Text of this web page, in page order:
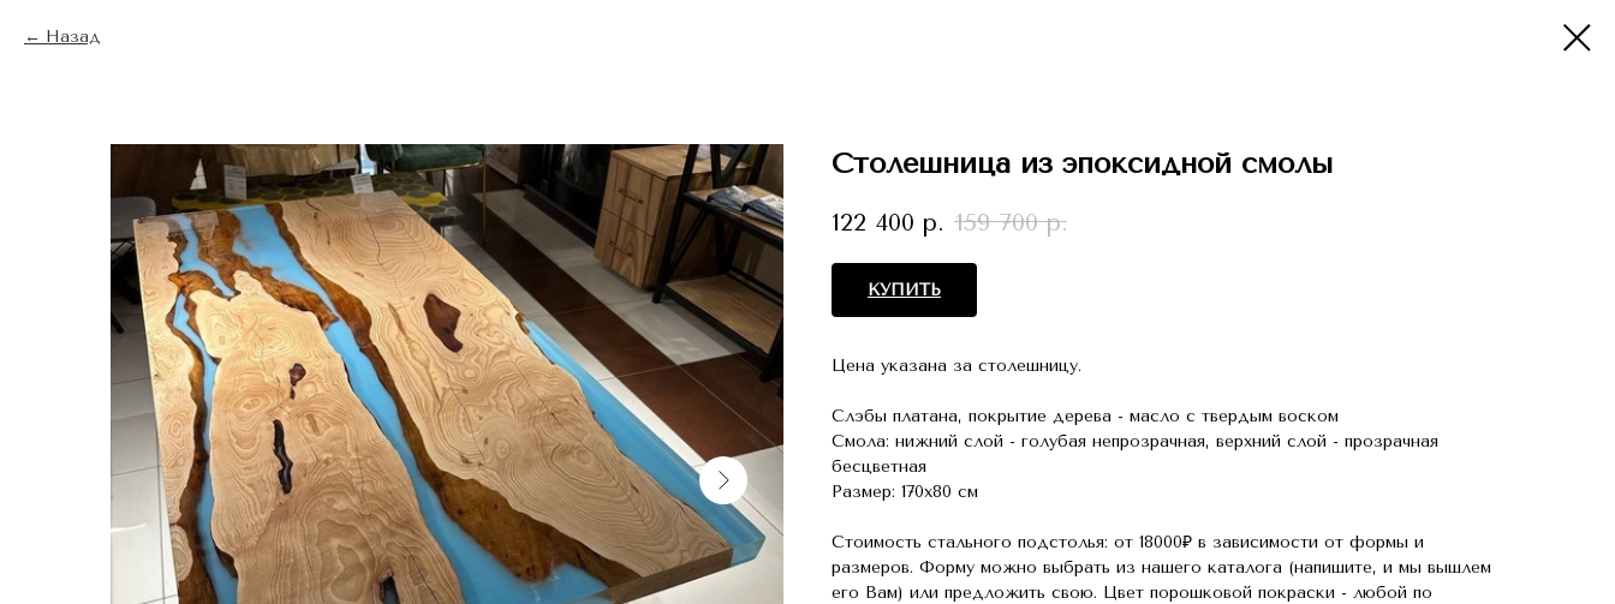
Назад
Столешница из эпоксидной смолы
122 400 р. 159 700 р.
КУПИТЬ
Цена указана за столешницу.
Слэбы платана, покрытие дерева - масло с твердым воском
Смола: нижний слой - голубая непрозрачная, верхний слой - прозрачная
бесцветная
Размер: 170х80 см
Стоимость стального подстолья: от 18000₽ в зависимости от формы и
размеров. Форму можно выбрать из нашего каталога (напишите, и мы вышлем
его Вам) или предложить свою. Цвет порошковой покраски - любой по